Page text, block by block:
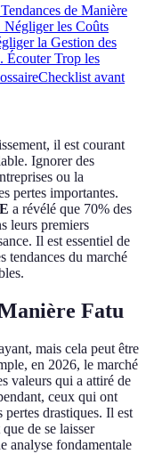
de Manière
Négliger les Coûts
la Gestion des
Écouter Trop les
Checklist avant
il est courant
Ignorer des
ou la
pertes importantes.
a révélé que 70% des
leurs premiers
Il est essentiel de
tendances du marché
Fatu
mais cela peut être
en 2026, le marché
valeurs qui a attiré de
ceux qui ont
pertes drastiques. Il est
de se laisser
analyse fondamentale